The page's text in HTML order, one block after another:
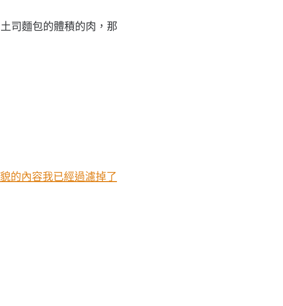
司麵包的體積的肉，那
的內容我已經過濾掉了